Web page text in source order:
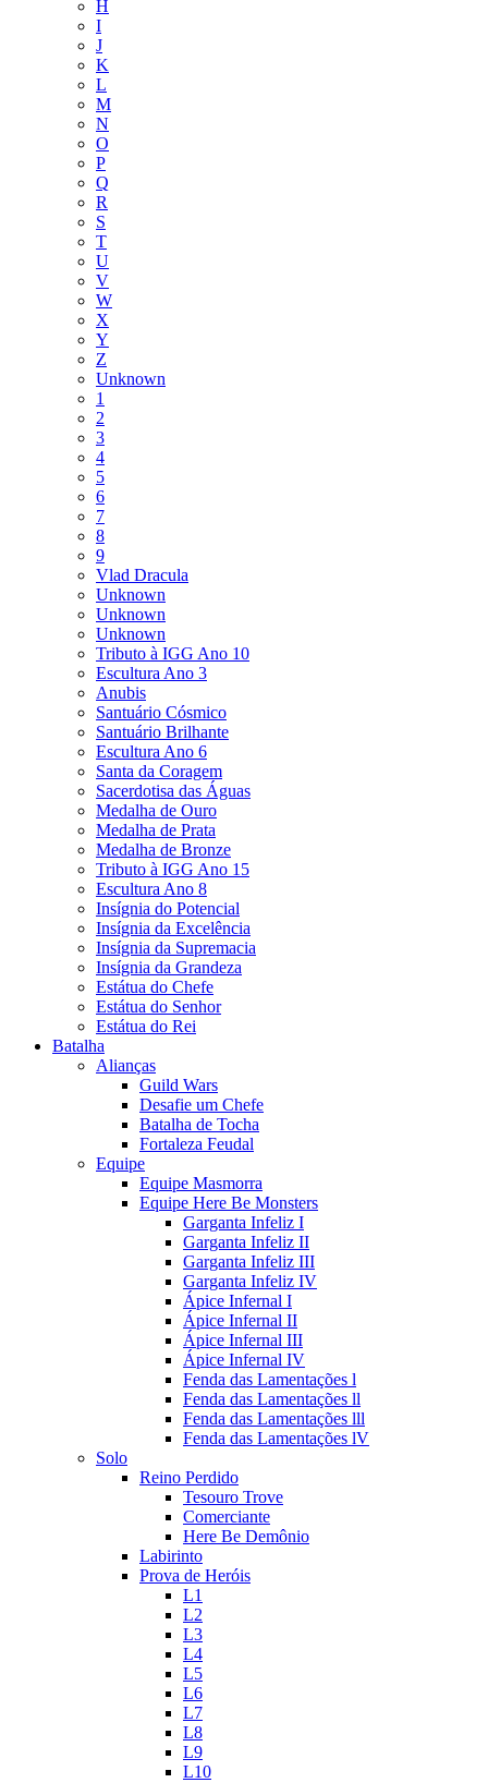
H
I
J
K
L
M
N
O
P
Q
R
S
T
U
V
W
X
Y
Z
Unknown
1
2
3
4
5
6
7
8
9
Vlad Dracula
Unknown
Unknown
Unknown
Tributo à IGG Ano 10
Escultura Ano 3
Anubis
Santuário Cósmico
Santuário Brilhante
Escultura Ano 6
Santa da Coragem
Sacerdotisa das Águas
Medalha de Ouro
Medalha de Prata
Medalha de Bronze
Tributo à IGG Ano 15
Escultura Ano 8
Insígnia do Potencial
Insígnia da Excelência
Insígnia da Supremacia
Insígnia da Grandeza
Estátua do Chefe
Estátua do Senhor
Estátua do Rei
Batalha
Alianças
Guild Wars
Desafie um Chefe
Batalha de Tocha
Fortaleza Feudal
Equipe
Equipe Masmorra
Equipe Here Be Monsters
Garganta Infeliz I
Garganta Infeliz II
Garganta Infeliz III
Garganta Infeliz IV
Ápice Infernal I
Ápice Infernal II
Ápice Infernal III
Ápice Infernal IV
Fenda das Lamentações l
Fenda das Lamentações ll
Fenda das Lamentações lll
Fenda das Lamentações lV
Solo
Reino Perdido
Tesouro Trove
Comerciante
Here Be Demônio
Labirinto
Prova de Heróis
L1
L2
L3
L4
L5
L6
L7
L8
L9
L10